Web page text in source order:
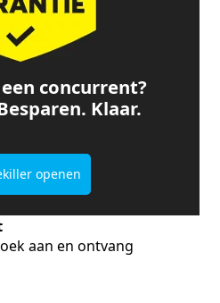
concurrent?
Klaar.
openen
aan en ontvang